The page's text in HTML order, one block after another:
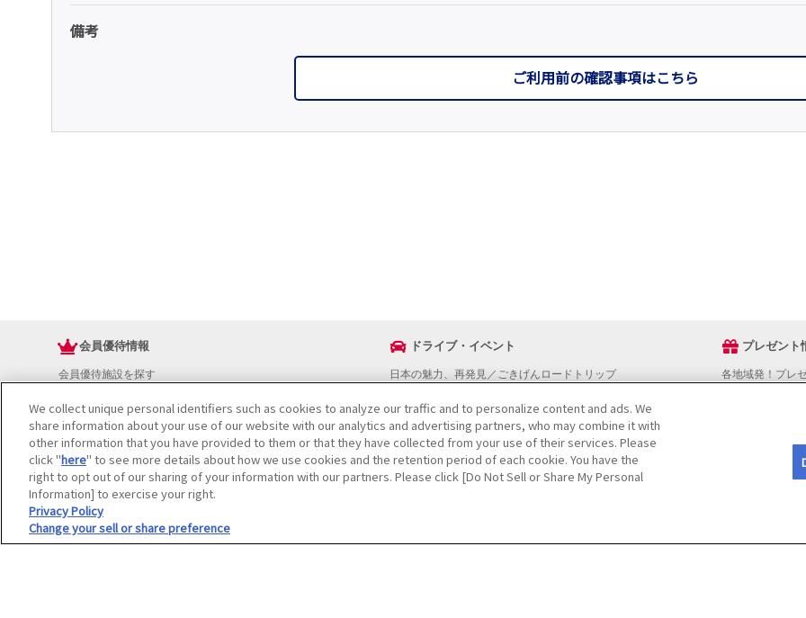
備考
ご利用前の確認事項はこちら
会員優待情報
会員優待施設を探す
新規優待施設
海外で使える会員優待サービス
JAFプレミアムサービス
JAFライフサポート
JAF Mate
冊子JAF Mate・JAF PLUS
ドライブ・イベント
日本の魅力、再発見／ごきげんロードトリップ
おでかけスポットを探す
ドライブコースを探す
イベントを探す
地図から探す
プレゼント
各地域発！プレ
We collect unique personal identifiers such as cookies to analyze our traffic and to personalize content and ads. We
share information about your use of our website with our analytics and advertising partners, who may combine it with
other information that you have provided to them or that they have collected from your use of their services. Please
click "here" to see more details about how we use cookies and the retention period of each cookie. You have the
right to opt out of our sharing of your information with our partners. Please click [Do Not Sell or Share My Personal
Information] to exercise your right.
Privacy Policy
Change your sell or share preference